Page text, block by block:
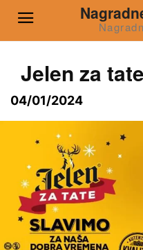
Jelen za
04/01/2024